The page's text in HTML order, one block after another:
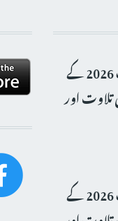
آج مورخہ 8 اگست 2026 کے
اور
آج مورخہ 6 اگست 2026 کے